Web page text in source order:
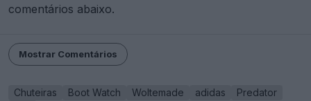
comentários abaixo.
Mostrar Comentários
Chuteiras Boot Watch Woltemade adidas
Predator